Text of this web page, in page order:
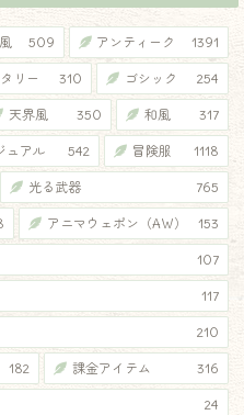
509 アンティーク 1391
リー 310 ゴシック 254
天界風 350 和風 317
ュアル 542 冒険服 1118
光る武器 765
アニマウェポン（AW） 153
107
117
210
182 課金アイテム 316
24